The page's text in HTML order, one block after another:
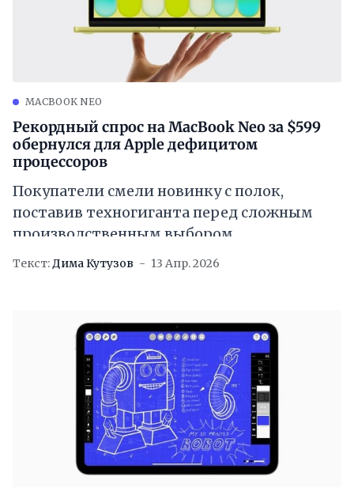
MACBOOK NEO
Рекордный спрос на MacBook Neo за $599
обернулся для Apple дефицитом
процессоров
Покупатели смели новинку с полок,
поставив техногиганта перед сложным
производственным выбором
Текст:Дима Кутузов 13 Апр. 2026